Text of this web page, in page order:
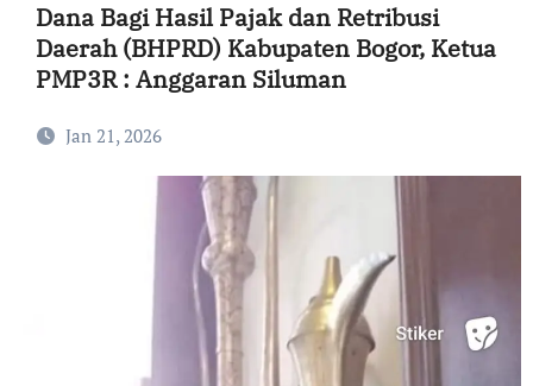
Dana Bagi Hasil Pajak dan Retribusi
Daerah (BHPRD) Kabupaten Bogor, Ketua
PMP3R : Anggaran Siluman
Jan 21, 2026